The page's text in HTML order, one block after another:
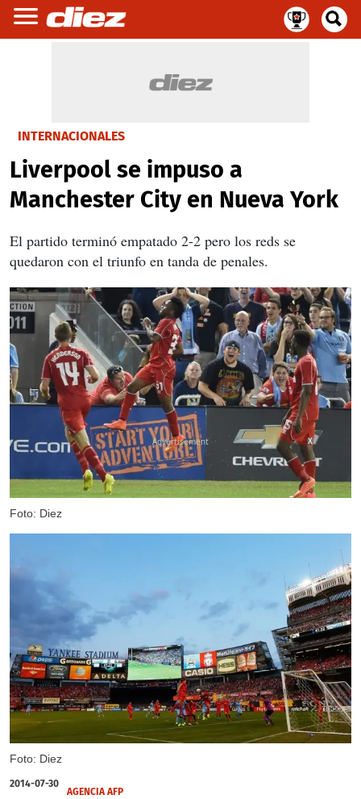
INTERNACIONALES
Liverpool se impuso a
Manchester City en Nueva York
El partido terminó empatado 2-2 pero los reds se
quedaron con el triunfo en tanda de penales.
Foto: Diez
Foto: Diez
X
2014-07-30
AGENCIA AFP